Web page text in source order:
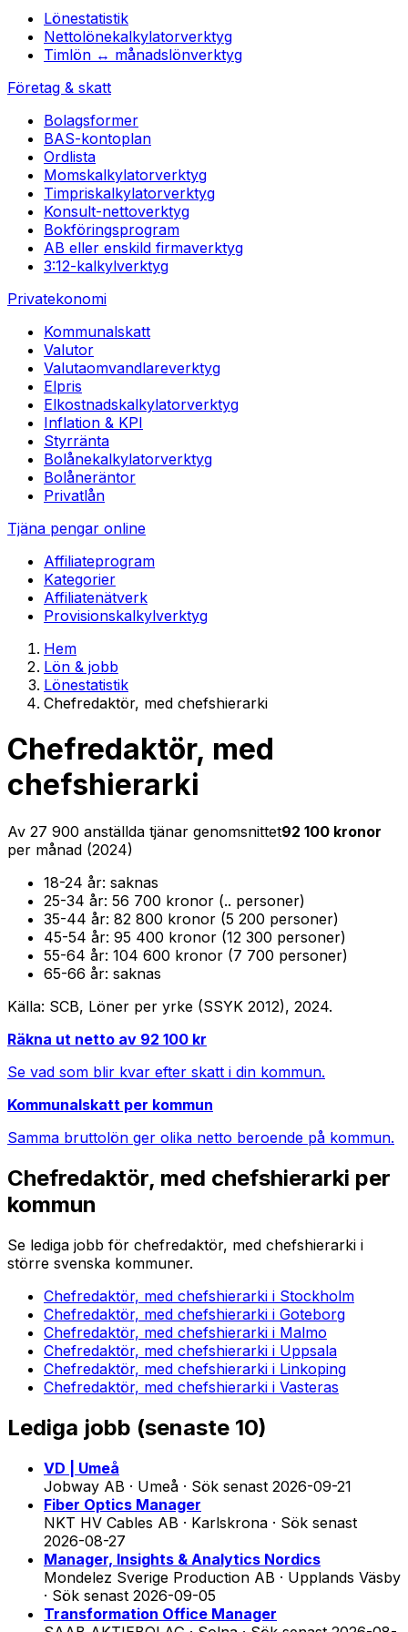
Lönestatistik
Nettolönekalkylatorverktyg
Timlön ↔ månadslönverktyg
Företag & skatt
Bolagsformer
BAS-kontoplan
Ordlista
Momskalkylatorverktyg
Timpriskalkylatorverktyg
Konsult-nettoverktyg
Bokföringsprogram
AB eller enskild firmaverktyg
3:12-kalkylverktyg
Privatekonomi
Kommunalskatt
Valutor
Valutaomvandlareverktyg
Elpris
Elkostnadskalkylatorverktyg
Inflation & KPI
Styrränta
Bolånekalkylatorverktyg
Bolåneräntor
Privatlån
Tjäna pengar online
Affiliateprogram
Kategorier
Affiliatenätverk
Provisionskalkylverktyg
Hem
Lön & jobb
Lönestatistik
Chefredaktör, med chefshierarki
Chefredaktör, med
chefshierarki
Av 27 900 anställda tjänar genomsnittet92 100 kronor
per månad (2024)
18-24 år: saknas
25-34 år: 56 700 kronor (.. personer)
35-44 år: 82 800 kronor (5 200 personer)
45-54 år: 95 400 kronor (12 300 personer)
55-64 år: 104 600 kronor (7 700 personer)
65-66 år: saknas
Källa: SCB, Löner per yrke (SSYK 2012), 2024.
Räkna ut netto av 92 100 kr
Se vad som blir kvar efter skatt i din kommun.
Kommunalskatt per kommun
Samma bruttolön ger olika netto beroende på kommun.
Chefredaktör, med chefshierarki per
kommun
Se lediga jobb för chefredaktör, med chefshierarki i
större svenska kommuner.
Chefredaktör, med chefshierarki i Stockholm
Chefredaktör, med chefshierarki i Goteborg
Chefredaktör, med chefshierarki i Malmo
Chefredaktör, med chefshierarki i Uppsala
Chefredaktör, med chefshierarki i Linkoping
Chefredaktör, med chefshierarki i Vasteras
Lediga jobb (senaste 10)
VD | Umeå
Jobway AB · Umeå · Sök senast 2026-09-21
Fiber Optics Manager
NKT HV Cables AB · Karlskrona · Sök senast
2026-08-27
Manager, Insights & Analytics Nordics
Mondelez Sverige Production AB · Upplands Väsby
· Sök senast 2026-09-05
Transformation Office Manager